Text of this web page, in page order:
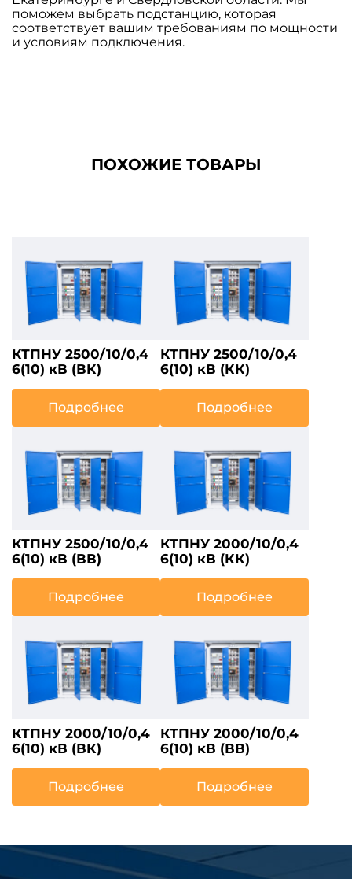
поможем выбрать подстанцию, которая
соответствует вашим требованиям по мощности
и условиям подключения.
ПОХОЖИЕ ТОВАРЫ
КТПНУ 2500/10/0,4
6(10) кВ (ВК)
Подробнее
КТПНУ 2500/10/0,4
6(10) кВ (КК)
Подробнее
КТПНУ 2500/10/0,4
6(10) кВ (ВВ)
Подробнее
КТПНУ 2000/10/0,4
6(10) кВ (КК)
Подробнее
КТПНУ 2000/10/0,4
6(10) кВ (ВК)
Подробнее
КТПНУ 2000/10/0,4
6(10) кВ (ВВ)
Подробнее